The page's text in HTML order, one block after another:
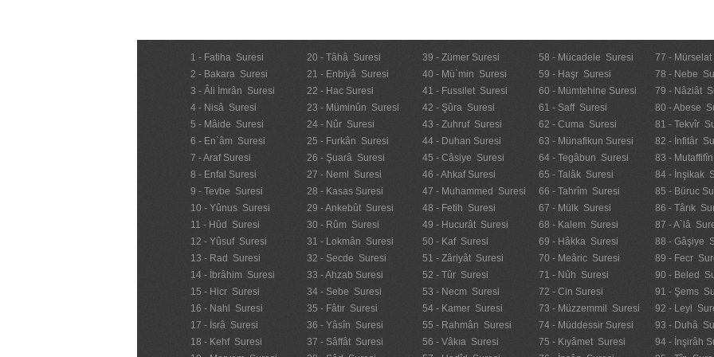
1 - Fatiha Suresi
2 - Bakara Suresi
3 - Âli İmrân Suresi
4 - Nisâ Suresi
5 - Mâide Suresi
6 - En`âm Suresi
7 - Araf Suresi
8 - Enfal Suresi
9 - Tevbe Suresi
10 - Yûnus Suresi
11 - Hûd Suresi
12 - Yûsuf Suresi
13 - Rad Suresi
14 - İbrâhim Suresi
15 - Hicr Suresi
16 - Nahl Suresi
17 - İsrâ Suresi
18 - Kehf Suresi
20 - Tâhâ Suresi
21 - Enbiyâ Suresi
22 - Hac Suresi
23 - Müminûn Suresi
24 - Nûr Suresi
25 - Furkân Suresi
26 - Şuarâ Suresi
27 - Neml Suresi
28 - Kasas Suresi
29 - Ankebût Suresi
30 - Rûm Suresi
31 - Lokmân Suresi
32 - Secde Suresi
33 - Ahzab Suresi
34 - Sebe Suresi
35 - Fâtır Suresi
36 - Yâsîn Suresi
37 - Sâffât Suresi
39 - Zümer Suresi
40 - Mü`min Suresi
41 - Fussilet Suresi
42 - Şûra Suresi
43 - Zuhruf Suresi
44 - Duhan Suresi
45 - Câsiye Suresi
46 - Ahkaf Suresi
47 - Muhammed Suresi
48 - Fetih Suresi
49 - Hucurât Suresi
50 - Kaf Suresi
51 - Zâriyât Suresi
52 - Tûr Suresi
53 - Necm Suresi
54 - Kamer Suresi
55 - Rahmân Suresi
56 - Vâkıa Suresi
58 - Mücadele Suresi
59 - Haşr Suresi
60 - Mümtehine Suresi
61 - Saff Suresi
62 - Cuma Suresi
63 - Münafikun Suresi
64 - Tegâbun Suresi
65 - Talâk Suresi
66 - Tahrîm Suresi
67 - Mülk Suresi
68 - Kalem Suresi
69 - Hâkka Suresi
70 - Meâric Suresi
71 - Nûh Suresi
72 - Cin Suresi
73 - Müzzemmil Suresi
74 - Müddessir Suresi
75 - Kıyâmet Suresi
77 - Mürselat
78 - Nebe
79 - Nâziât
80 - Abese
81 - Tekvîr
82 - İnfitâr
83 -
84 - İnşikak
85 - Büruc
86 - Târık
87 - A`lâ
88 - Gâşiye
89 - Fecr
90 - Beled
91 - Şems
92 - Leyl
93 - Duhâ
94 - İnşirâh